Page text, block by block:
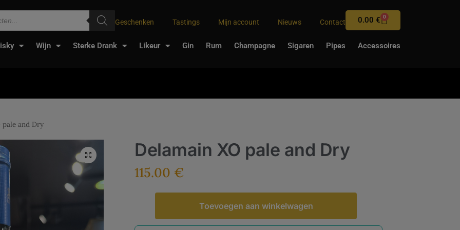
Geschenken Tastings Mijn account Nieuws Contact 0.00€ 0
Wijn Sterke Drank Likeur Gin Rum Champagne Sigaren Pipes Accessoires
pale and Dry
Delamain XO pale and Dry
115.00 €
Toevoegen aan winkelwagen